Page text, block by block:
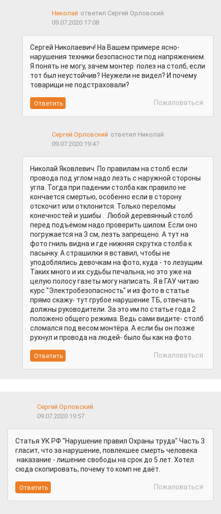
Николай ответил Сергей Орловский
09.07.2020 17:08
Сергей Николаевич! На Вашем примере ясно-
нарушения техники безопасности под напряжением.
Я понять не могу, зачем монтер полез на столб, если
тот был неустойчив? Неужели не видел? И почему
товарищи не подстраховали?
Пожаловаться
Сергей Орловский ответил Николай
09.07.2020 19:47
Николай Яковлевич. По правилам на столб если
провода под углом надо лезть с наружной стороны
угла. Тогда при падении столба как правило не
кончается смертью, особенно если в сторону
отскочит или отклонится. Только переломы
конечностей и ушибы . Любой деревянный столб
перед подъёмом надо проверить шилом. Если оно
погружается на 3 см, лезть запрещено. А тут на
фото гниль видна и где нижняя скрутка столба к
пасынку. А страшилки я вставил, чтобы не
уподоблялись девочкам на фото, куда - то лезущим.
Таких много и их судьбы печальна, но это уже на
целую полосу газеты могу написать. Я в ГАУ читаю
курс "Электробезопасность" и из фото в статье
прямо скажу- тут грубое нарушение ТБ, отвечать
должны руководители. За это им по статье года 2
положено общего режима. Ведь сами видите- столб
сломался под весом монтёра. А если бы он позже
рухнул и провода на людей- было бы как на фото.
Пожаловаться
Сергей Орловский
09.07.2020 19:57
Статья УК РФ "Нарушение правил Охраны труда" Часть 3
гласит, что за нарушение, повлекшее смерть человека
наказание - лишение свободы на срок до 5 лет. Хотел
сюда скопировать, почему то комп не даёт.
Пожаловаться